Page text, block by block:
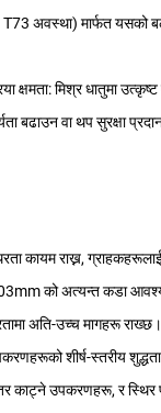
T73 अवस्था) मार्फत
क्षमता: मिश्र धातुमा
बढाउन वा थप सुरक्षा
कायम राख्न,
को अत्यन्त कडा
अति-उच्च मागहरू
शीर्ष-स्तरीय
काट्ने उपकरणहरू, र स्थिर